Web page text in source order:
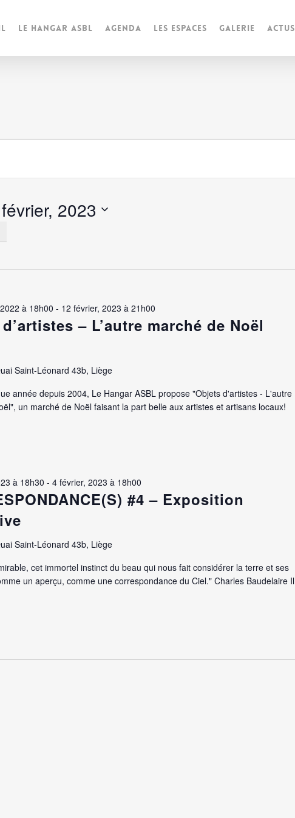
Le Hangar ASBL Agenda Les espaces Galerie Actus
2023
– L’autre marché de Noël
à 18h00 - 12 février, 2023 à 21h00
Saint-Léonard 43b, Liège
année depuis 2004, Le Hangar ASBL propose "Objets d'artistes - L'autre
un marché de Noël faisant la part belle aux artistes et artisans locaux!
#4 – Exposition
à 18h30 -4 février, 2023 à 18h00
Saint-Léonard 43b, Liège
cet immortel instinct du beau qui nous fait considérer la terre et ses
un aperçu, comme une correspondance du Ciel." Charles Baudelaire Il